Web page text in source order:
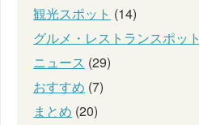
観光スポット (14)
グルメ・レストランスポット
ニュース (29)
おすすめ (7)
まとめ (20)